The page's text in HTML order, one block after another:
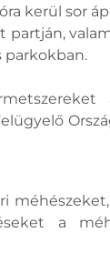
kerül sor
partján,
parkokban.
a